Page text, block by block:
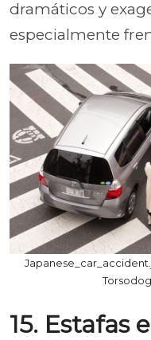
dramáticos y
especialmente
15. Estafas